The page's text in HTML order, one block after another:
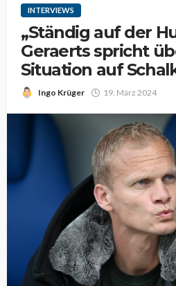
INTERVIEWS
„Ständig auf der
Geraerts spricht
Situation auf
Ingo Krüger 19. März 2024